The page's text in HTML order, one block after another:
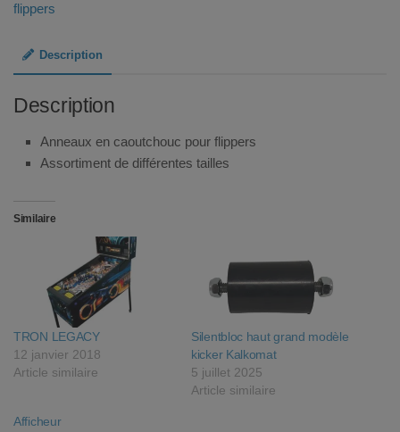
flippers
Description
Description
Anneaux en caoutchouc pour flippers
Assortiment de différentes tailles
Similaire
TRON LEGACY
12 janvier 2018
Article similaire
Silentbloc haut grand modèle
kicker Kalkomat
5 juillet 2025
Article similaire
Afficheur